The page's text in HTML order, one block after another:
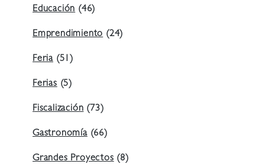
Educación (46)
Emprendimiento (24)
Feria (51)
Ferias (5)
Fiscalización (73)
Gastronomía(66)
Grandes Proyectos (8)